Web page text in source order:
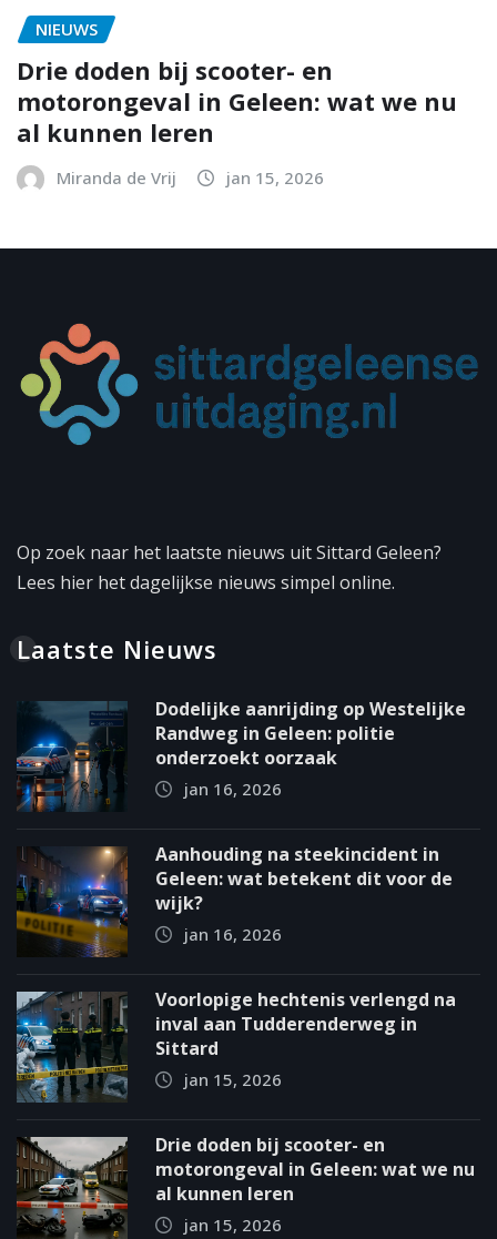
NIEUWS
Drie doden bij scooter- en
motorongeval in Geleen: wat we nu
al kunnen leren
Miranda de Vrij jan 15, 2026
Op zoek naar het laatste nieuws uit Sittard Geleen?
Lees hier het dagelijkse nieuws simpel online.
Laatste Nieuws
Dodelijke aanrijding op Westelijke
Randweg in Geleen: politie
onderzoekt oorzaak
jan 16, 2026
Aanhouding na steekincident in
Geleen: wat betekent dit voor de
wijk?
jan 16, 2026
Voorlopige hechtenis verlengd na
inval aan Tudderenderweg in
Sittard
jan 15, 2026
Drie doden bij scooter- en
motorongeval in Geleen: wat we nu
al kunnen leren
jan 15, 2026